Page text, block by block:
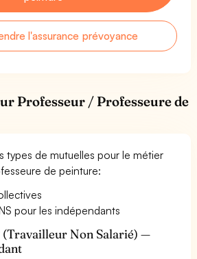
l'assurance prévoyance
Professeur / Professeure de
types de mutuelles pour le métier
de peinture:
pour les indépendants
(Travailleur Non Salarié) —